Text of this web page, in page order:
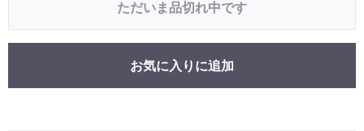
ただいま品切れ中です
お気に入りに追加